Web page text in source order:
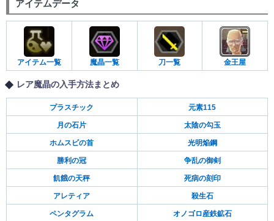
アイテムデータ
アイテム一覧 魔晶一覧 刀一覧 金王屋
レア魔晶の入手方法まとめ
プラスチック 元素115
月の石片 太陰の勾玉
ホムスビの首 光明焔鋼
勝利の冠 争乱の御剣
飢餓の天秤 死病の刻印
アレティア 殺生石
ペンタグラム オノゴロ産鉄鉱石